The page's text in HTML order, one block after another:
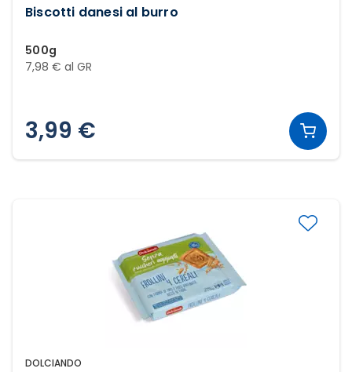
Biscotti danesi al burro
500g
7,98 € al GR
3,99 €
DOLCIANDO